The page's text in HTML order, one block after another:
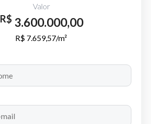
Valor
R$3.600.000,00
R$ 7.659,57/m²